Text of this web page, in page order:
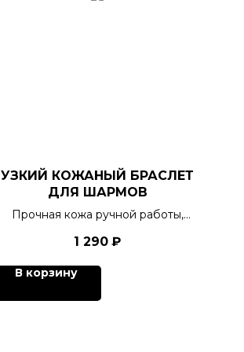
УЗКИЙ КОЖАНЫЙ БРАСЛЕТ
ДЛЯ ШАРМОВ
Прочная кожа ручной работы,
победителя, 6 цветов.
1 290 ₽
В корзину